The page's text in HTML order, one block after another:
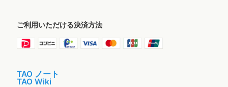
ご利用いただける決済方法
TAO ノート
TAO Wiki